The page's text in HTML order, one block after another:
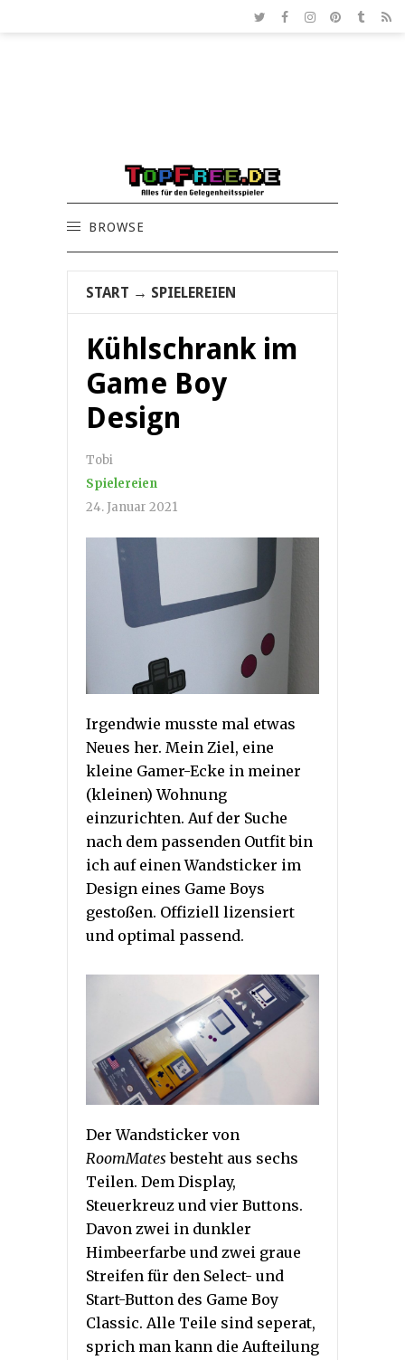
BROWSE
START → SPIELEREIEN
Kühlschrank im
Game Boy
Design
Tobi
Spielereien
24. Januar 2021
Irgendwie musste mal etwas
Neues her. Mein Ziel, eine
kleine Gamer-Ecke in meiner
(kleinen) Wohnung
einzurichten. Auf der Suche
nach dem passenden Outfit bin
ich auf einen Wandsticker im
Design eines Game Boys
gestoßen. Offiziell lizensiert
und optimal passend.
Der Wandsticker von
RoomMates besteht aus sechs
Teilen. Dem Display,
Steuerkreuz und vier Buttons.
Davon zwei in dunkler
Himbeerfarbe und zwei graue
Streifen für den Select- und
Start-Button des Game Boy
Classic. Alle Teile sind seperat,
sprich man kann die Aufteilung